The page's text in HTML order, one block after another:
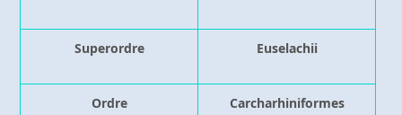
Superordre Euselachii
Ordre Carcharhiniformes